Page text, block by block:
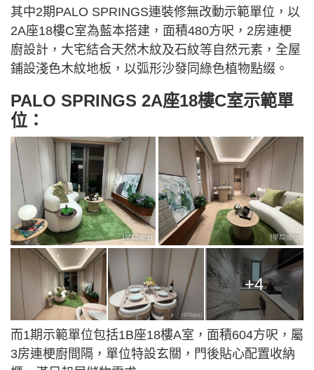
其中2期PALO SPRINGS連裝修無改動示範單位，以
2A座18樓C室為藍本搭建，面積480方呎，2房連梗
廚設計，大宅結合天然木紋及石紋等自然元素，全屋
鋪設淺色木紋地板，以弧形沙發同綠色植物點缀。
PALO SPRINGS 2A座18樓C室示範單
位：
+4
而1期示範單位包括1B座18樓A室，面積604方呎，屬
3房連梗廚間隔，單位特設玄關，門後貼心配置收納